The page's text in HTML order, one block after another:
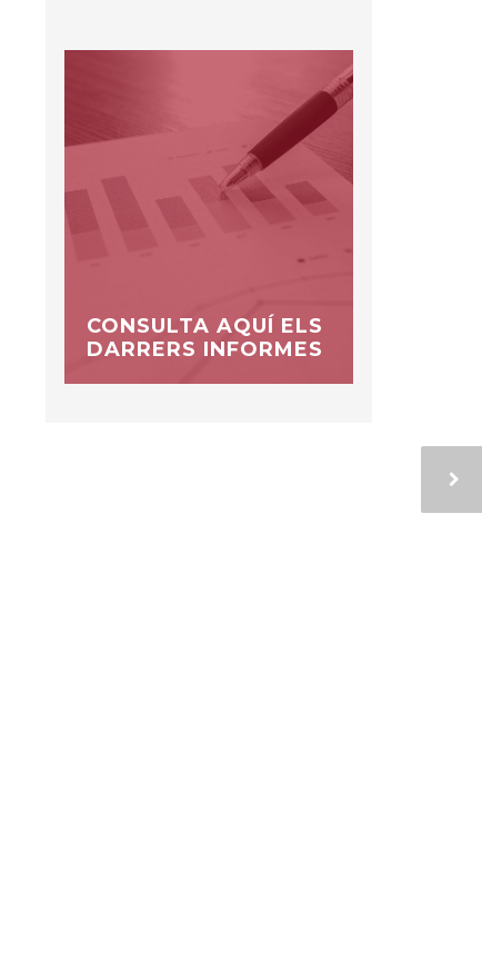
CONSULTA AQUÍ ELS
DARRERS INFORMES